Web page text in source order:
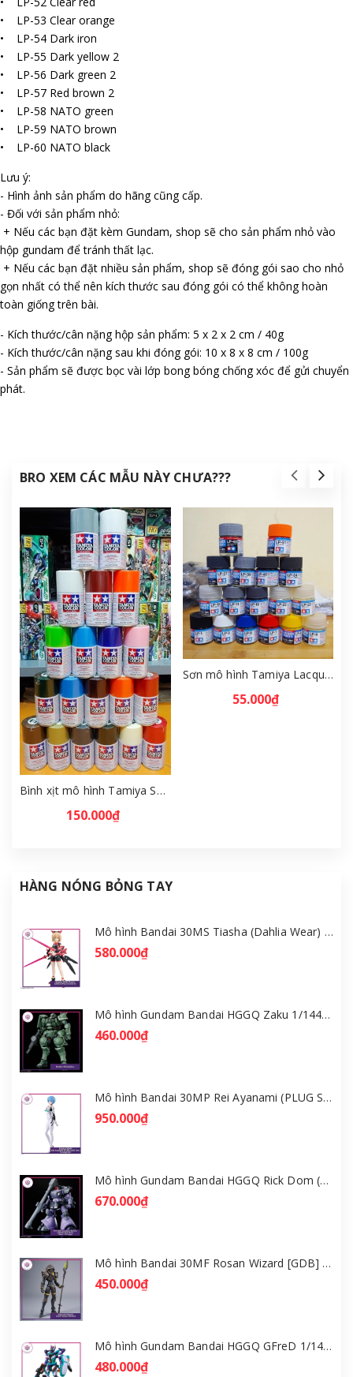
• LP-53 Clear orange
• LP-54 Dark iron
• LP-55 Dark yellow 2
• LP-56 Dark green 2
• LP-57 Red brown 2
• LP-58 NATO green
• LP-59 NATO brown
• LP-60 NATO black
Lưu ý:
- Hình ảnh sản phẩm do hãng cũng cấp.
- Đối với sản phẩm nhỏ:
+ Nếu các bạn đặt kèm Gundam, shop sẽ cho sản phẩm nhỏ vào
hộp gundam để tránh thất lạc.
+ Nếu các bạn đặt nhiều sản phẩm, shop sẽ đóng gói sao cho nhỏ
gọn nhất có thể nên kích thước sau đóng gói có thể không hoàn
toàn giống trên bài.
- Kích thước/cân nặng hộp sản phẩm: 5 x 2 x 2 cm / 40g
- Kích thước/cân nặng sau khi đóng gói: 10 x 8 x 8 cm / 100g
- Sản phẩm sẽ được bọc vài lớp bong bóng chống xóc để gửi chuyển
phát.
BRO XEM CÁC MẪU NÀY CHƯA???
Bình xịt mô hình Tamiya Spray Paint TS-1 ~ TS-20 [SMH]
150.000₫
Sơn mô hình Tamiya Lacquer Paint gồm 20 màu từ LP-41 ~ LP-60 [SMH]
55.000₫
HÀNG NÓNG BỎNG TAY
Mô hình Bandai 30MS Tiasha (Dahlia Wear) [Color B] [GDB] [30MS]
580.000₫
Mô hình Gundam Bandai HGGQ Zaku 1/144 – MSG GQuuuuuuX [GDB] [BHG]
460.000₫
Mô hình Bandai 30MP Rei Ayanami (PLUG SUIT Ver.) – Evangelion [GDB] [30MP]
950.000₫
Mô hình Gundam Bandai HGGQ Rick Dom (Gaia / Ortega) 1/144 [GDB] [BHG]
670.000₫
Mô hình Bandai 30MF Rosan Wizard [GDB] [30MF]
450.000₫
Mô hình Gundam Bandai HGGQ GFreD 1/144 [GDB] [BHG]
480.000₫